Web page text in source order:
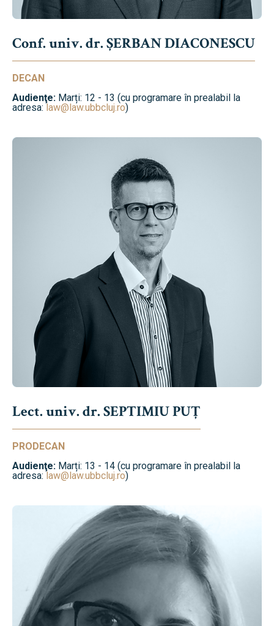
Conf. univ. dr. ȘERBAN DIACONESCU
DECAN
Audienţe: Marți: 12 - 13 (cu programare în prealabil la
adresa:law@law.ubbcluj.ro)
Lect. univ. dr. SEPTIMIU PUȚ
PRODECAN
Audienţe: Marți: 13 - 14 (cu programare în prealabil la
adresa:law@law.ubbcluj.ro)